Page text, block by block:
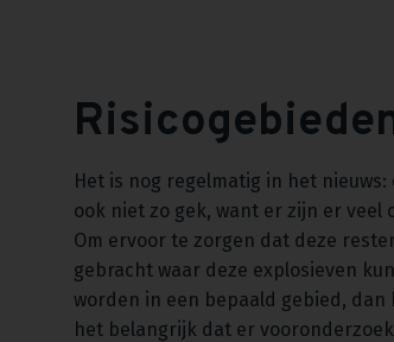
Het is nog regelmatig in het
ook niet zo gek, want er zijn er veel
Om ervoor te zorgen dat deze
gebracht waar deze explosieven
worden in een bepaald gebied,
het belangrijk dat er